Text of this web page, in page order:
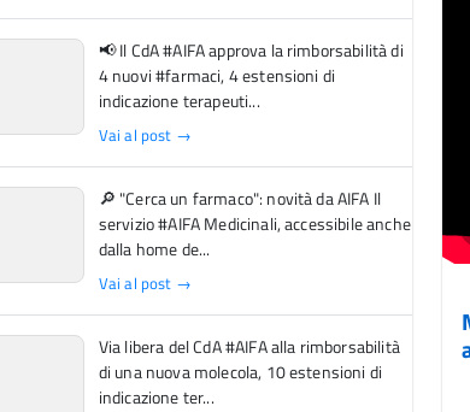
📢 Il CdA #AIFA approva la rimborsabilità di
4 nuovi #farmaci, 4 estensioni di
indicazione terapeuti...
Vai al post →
🔎 "Cerca un farmaco": novità da AIFA Il
servizio #AIFA Medicinali, accessibile anche
dalla home de...
Vai al post →
Via libera del CdA #AIFA alla rimborsabilità
di una nuova molecola, 10 estensioni di
indicazione ter...